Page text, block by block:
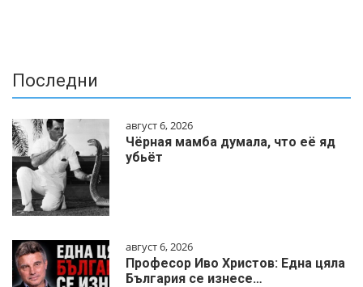
Последни
август 6, 2026
Чёрная мамба думала, что её яд
убьёт
август 6, 2026
Професор Иво Христов: Една цяла
България се изнесе…